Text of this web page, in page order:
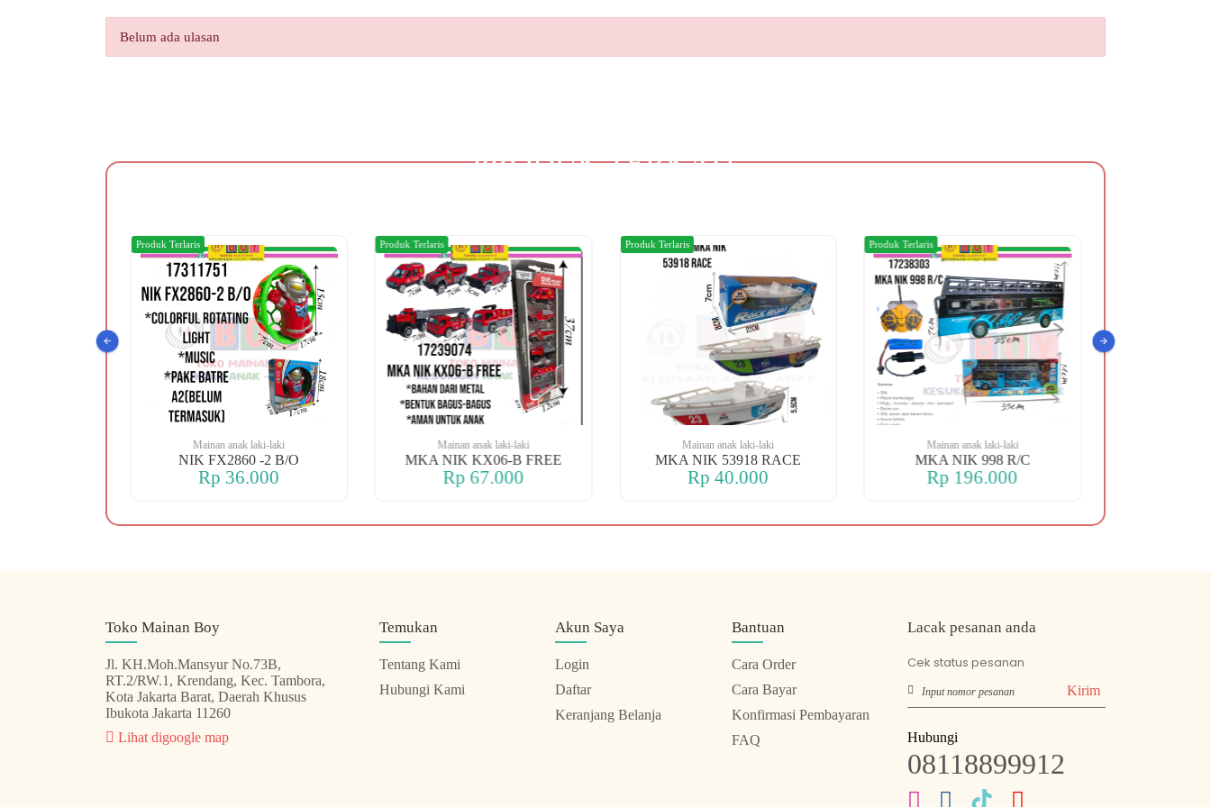
Belum ada ulasan
PRODUK TERKAIT
Mainan anak laki-laki
NIK FX2860 -2 B/O
Rp 36.000
Produk Terlaris
Mainan anak laki-laki
MKA NIK KX06-B FREE
Rp 67.000
Produk Terlaris
Mainan anak laki-laki
MKA NIK 53918 RACE
Rp 40.000
Produk Terlaris
Mainan anak laki-laki
MKA NIK 998 R/C
Rp 196.000
Produk Terlaris
Toko Mainan Boy
Jl. KH.Moh.Mansyur No.73B,
RT.2/RW.1, Krendang, Kec. Tambora,
Kota Jakarta Barat, Daerah Khusus
Ibukota Jakarta 11260
Lihat digoogle map
Temukan
Tentang Kami
Hubungi Kami
Akun Saya
Login
Daftar
Keranjang Belanja
Bantuan
Cara Order
Cara Bayar
Konfirmasi Pembayaran
FAQ
Lacak pesanan anda
Cek status pesanan
Kirim
Hubungi
08118899912